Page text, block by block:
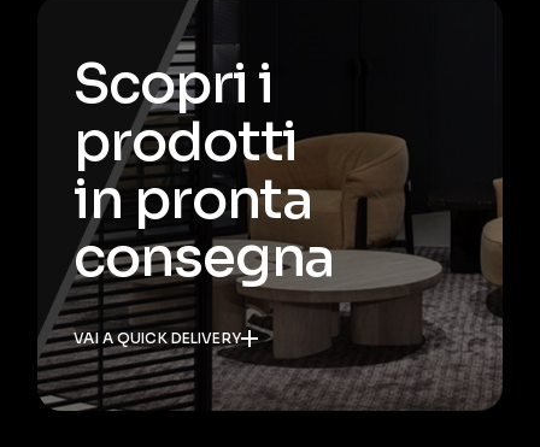
Scopri i
prodotti
in pronta
consegna
VAI A QUICK DELIVERY